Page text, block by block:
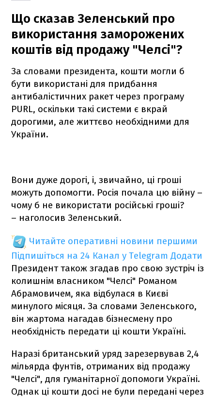
Що сказав Зеленський про
використання заморожених
коштів від продажу "Челсі"?
За словами президента, кошти могли б
бути використані для придбання
антибалістичних ракет через програму
PURL, оскільки такі системи є вкрай
дорогими, але життєво необхідними для
України.
Вони дуже дорогі, і, звичайно, ці гроші
можуть допомогти. Росія почала цю війну –
чому б не використати російські гроші?
– наголосив Зеленський.
Читайте оперативні новини першими
Підпишіться на 24 Канал у Telegram Додати
Президент також згадав про свою зустріч із
колишнім власником "Челсі" Романом
Абрамовичем, яка відбулася в Києві
минулого місяця. За словами Зеленського,
він жартома нагадав бізнесмену про
необхідність передати ці кошти Україні.
Наразі британський уряд зарезервував 2,4
мільярда фунтів, отриманих від продажу
"Челсі", для гуманітарної допомоги Україні.
Однак ці кошти досі не були передані через